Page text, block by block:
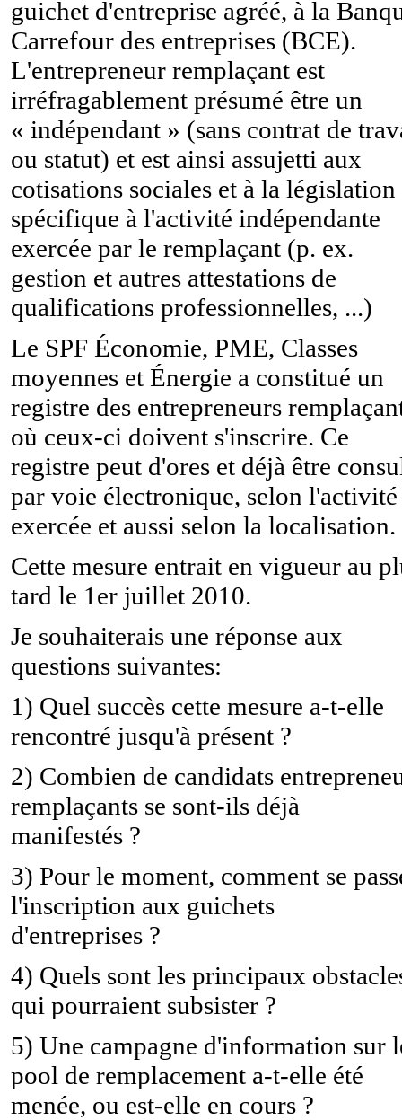
guichet d'entreprise agréé, à la
Carrefour des entreprises (BCE).
L'entrepreneur remplaçant est
irréfragablement présumé être un
« indépendant » (sans contrat de
ou statut) et est ainsi assujetti aux
cotisations sociales et à la législation
spécifique à l'activité indépendante
exercée par le remplaçant (p. ex.
gestion et autres attestations de
qualifications professionnelles, ...)
Le SPF Économie, PME, Classes
moyennes et Énergie a constitué un
registre des entrepreneurs
où ceux-ci doivent s'inscrire. Ce
registre peut d'ores et déjà être
par voie électronique, selon l'activité
exercée et aussi selon la localisation.
Cette mesure entrait en vigueur au
tard le 1er juillet 2010.
Je souhaiterais une réponse aux
questions suivantes:
1) Quel succès cette mesure a-t-elle
rencontré jusqu'à présent ?
2) Combien de candidats
remplaçants se sont-ils déjà
manifestés ?
3) Pour le moment, comment se
l'inscription aux guichets
d'entreprises ?
4) Quels sont les principaux
qui pourraient subsister ?
5) Une campagne d'information sur
pool de remplacement a-t-elle été
menée, ou est-elle en cours ?